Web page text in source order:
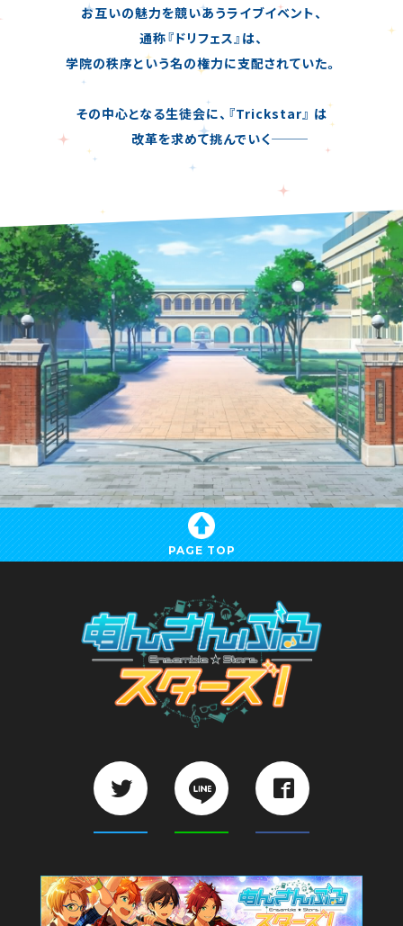
お互いの魅力を競いあうライブイベント、
通称『ドリフェス』は、
学院の秩序という名の権力に支配されていた。
その中心となる生徒会に、『Trickstar』 は
改革を求めて挑んでいく―――
PAGE TOP